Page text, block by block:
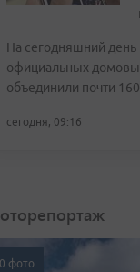
На сегодняшний
официальных
объединили почти
сегодня, 09:16
фото